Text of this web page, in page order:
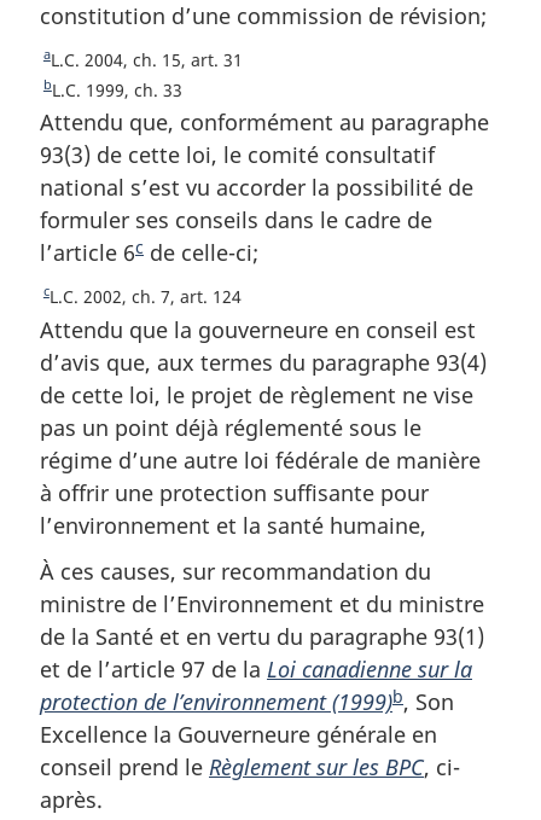
e
p
a
g
e
d
a
g
e
constitution d’une commission de révision;
R
e
t
u
r
à
l
r
é
é
r
e
n
c
d
e
a
n
o
t
e
d
e
b
aL.C. 2004, ch. 15, art. 31
R
e
t
o
u
r
à
a
r
é
é
r
e
n
c
e
d
a
n
o
t
d
e
bL.C. 1999, ch. 33
Attendu que, conformément au paragraphe
93(3) de cette loi, le comité consultatif
national s’est vu accorder la possibilité de
formuler ses conseils dans le cadre de
l’article 6N
o
e
d
e
b
e
p
a
g
e
c de celle-ci;
R
e
o
u
r
à
l
a
r
é
é
r
e
n
c
e
d
e
cL.C. 2002, ch. 7, art. 124
Attendu que la gouverneure en conseil est
d’avis que, aux termes du paragraphe 93(4)
de cette loi, le projet de règlement ne vise
pas un point déjà réglementé sous le
régime d’une autre loi fédérale de manière
à offrir une protection suffisante pour
l’environnement et la santé humaine,
À ces causes, sur recommandation du
ministre de l’Environnement et du ministre
de la Santé et en vertu du paragraphe 93(1)
et de l’article 97 de la Loi canadienne sur la
protection de l’environnement (1999)N
o
t
b, Son
Excellence la Gouverneure générale en
conseil prend le Règlement sur les BPC, ci-
après.